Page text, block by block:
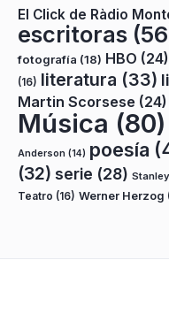
El Click de Ràdio
escritoras
fotografía (18) HBO (24)
(16) literatura (33)
Martin Scorsese (24)
Música (80)
Anderson (14) poesía
(32) serie (28)
Teatro (16) Werner Herzog